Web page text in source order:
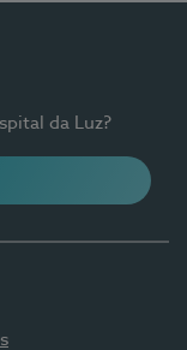
da Luz?